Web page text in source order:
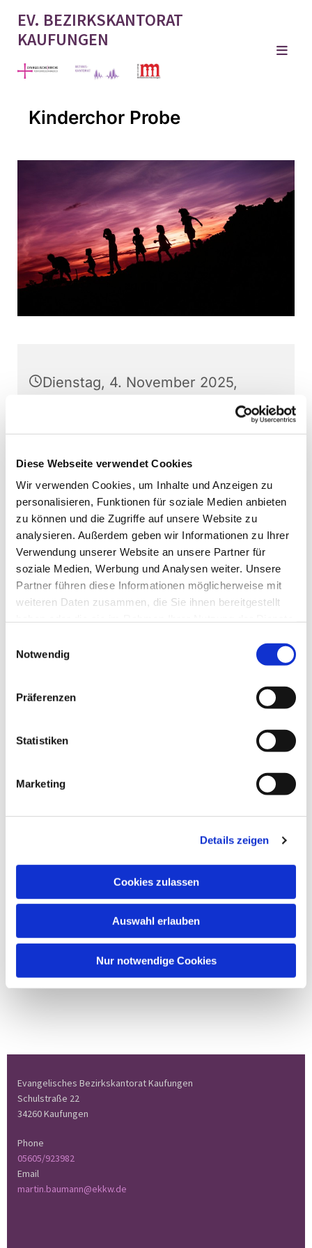
Diese Webseite verwendet Cookies
Wir verwenden Cookies, um Inhalte und Anzeigen zu
personalisieren, Funktionen für soziale Medien anbieten
zu können und die Zugriffe auf unsere Website zu
analysieren. Außerdem geben wir Informationen zu Ihrer
Verwendung unserer Website an unsere Partner für
soziale Medien, Werbung und Analysen weiter. Unsere
Partner führen diese Informationen möglicherweise mit
weiteren Daten zusammen, die Sie ihnen bereitgestellt
Notwendig
Präferenzen
Statistiken
Marketing
Details zeigen
Cookies zulassen
Auswahl erlauben
Nur notwendige Cookies
EV. BEZIRKSKANTORAT
KAUFUNGEN
Kinderchor Probe
Dienstag, 4. November 2025,
Schulstraße 22, 34260 Kaufungen
Kinderchor Kaufungen, Martin
Baumann (Leitung)
Interessierte Kinder können jederzeit - außer
direkt vor Aufführungen - bei den Chorproben
Chormitglieder informieren sich bitte anhand
andere Räume verlegte Proben.
Evangelisches Bezirkskantorat Kaufungen
Schulstraße 22
34260 Kaufungen
Phone
05605/923982
Email
martin.baumann@ekkw.de